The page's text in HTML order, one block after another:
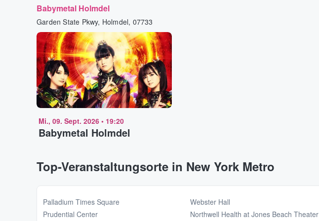
Babymetal Holmdel
Garden State Pkwy, Holmdel, 07733
Mi., 09. Sept. 2026 • 19:20
Babymetal Holmdel
Top-Veranstaltungsorte in New York Metro
Palladium Times Square
Prudential Center
Webster Hall
Northwell Health at Jones Beach Theater